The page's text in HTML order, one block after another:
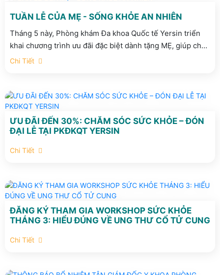
TUẦN LỄ CỦA MẸ - SỐNG KHỎE AN NHIÊN
Tháng 5 này, Phòng khám Đa khoa Quốc tế Yersin triển
khai chương trình ưu đãi đặc biệt dành tặng MẸ, giúp chủ
động kiểm tra sức khỏe – phát hiện sớm nguy cơ bệnh lý
Chi Tiết
ƯU ĐÃI ĐẾN 30%: CHĂM SÓC SỨC KHỎE – ĐÓN
ĐẠI LỄ TẠI PKĐKQT YERSIN
Chi Tiết
ĐĂNG KÝ THAM GIA WORKSHOP SỨC KHỎE
THÁNG 3: HIỂU ĐÚNG VỀ UNG THƯ CỔ TỬ CUNG
Chi Tiết